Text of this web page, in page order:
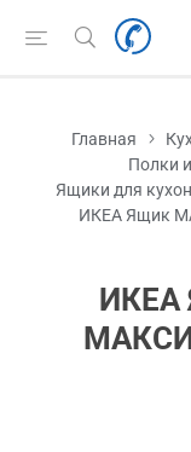
Главная
Полки
Ящики для
ИКЕА Ящик
ИКЕА